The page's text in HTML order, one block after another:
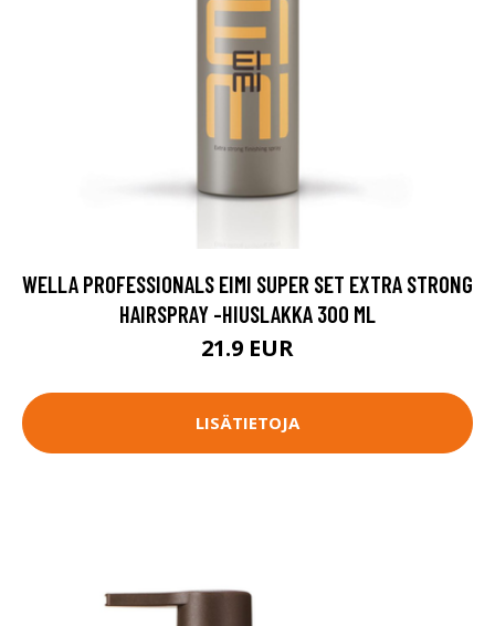
WELLA PROFESSIONALS EIMI SUPER SET EXTRA STRONG
HAIRSPRAY -HIUSLAKKA 300 ML
21.9 EUR
LISÄTIETOJA